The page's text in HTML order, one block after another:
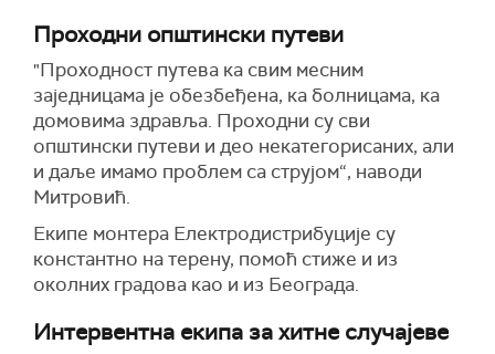
Проходни општински путеви
"Проходност путева ка свим месним
заједницама је обезбеђена, ка болницама, ка
домовима здравља. Проходни су сви
општински путеви и део некатегорисаних, али
и даље имамо проблем са струјом“, наводи
Митровић.
Екипе монтера Електродистрибуције су
константно на терену, помоћ стиже и из
околних градова као и из Београда.
Интервентна екипа за хитне случајеве